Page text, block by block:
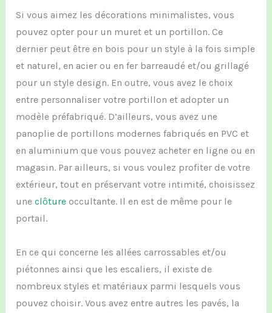
Si vous aimez les décorations minimalistes, vous
pouvez opter pour un muret et un portillon. Ce
dernier peut être en bois pour un styleà la fois simple
et naturel, enacier ou en fer barreaudé et/ou grillagé
pour un style design. En outre, vous avez le choix
entre personnaliser votre portillon et adopter un
modèle préfabriqué. D’ailleurs, vous avez une
panoplie de portillons modernesfabriqués en PVC et
en aluminium que vous pouvez acheter en ligne ou en
magasin. Par ailleurs, sivous voulez profiter de votre
extérieur, tout en préservant votre intimité, choisissez
une clôture occultante. Il en est de même pour le
portail.
En ce qui concerne les allées carrossables et/ou
piétonnes ainsi que les escaliers, il existe de
nombreux styles et matériaux parmi lesquels vous
pouvez choisir.Vous avez entre autres les pavés, la